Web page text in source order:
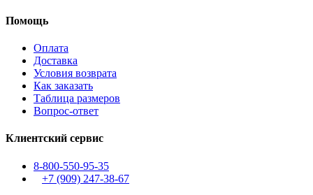
Помощь
Оплата
Доставка
Условия возврата
Как заказать
Таблица размеров
Вопрос-ответ
Клиентский сервис
8-800-550-95-35
+7 (909) 247-38-67